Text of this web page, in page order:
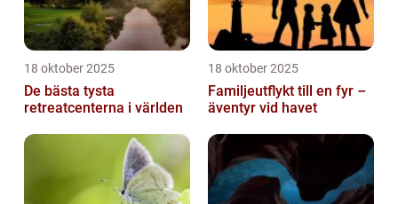
18 oktober 2025
De bästa tysta
retreatcenterna i världen
18 oktober 2025
Familjeutflykt till en fyr –
äventyr vid havet